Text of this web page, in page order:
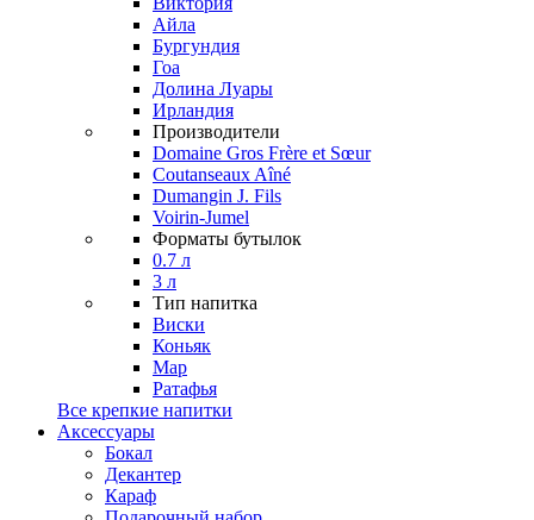
Айла
Бургундия
Гоа
Долина Луары
Ирландия
Производители
Domaine Gros Frère et Sœur
Coutanseaux Aîné
Dumangin J. Fils
Voirin-Jumel
Форматы бутылок
0.7 л
3 л
Тип напитка
Виски
Коньяк
Мар
Ратафья
Все крепкие напитки
Аксессуары
Бокал
Декантер
Караф